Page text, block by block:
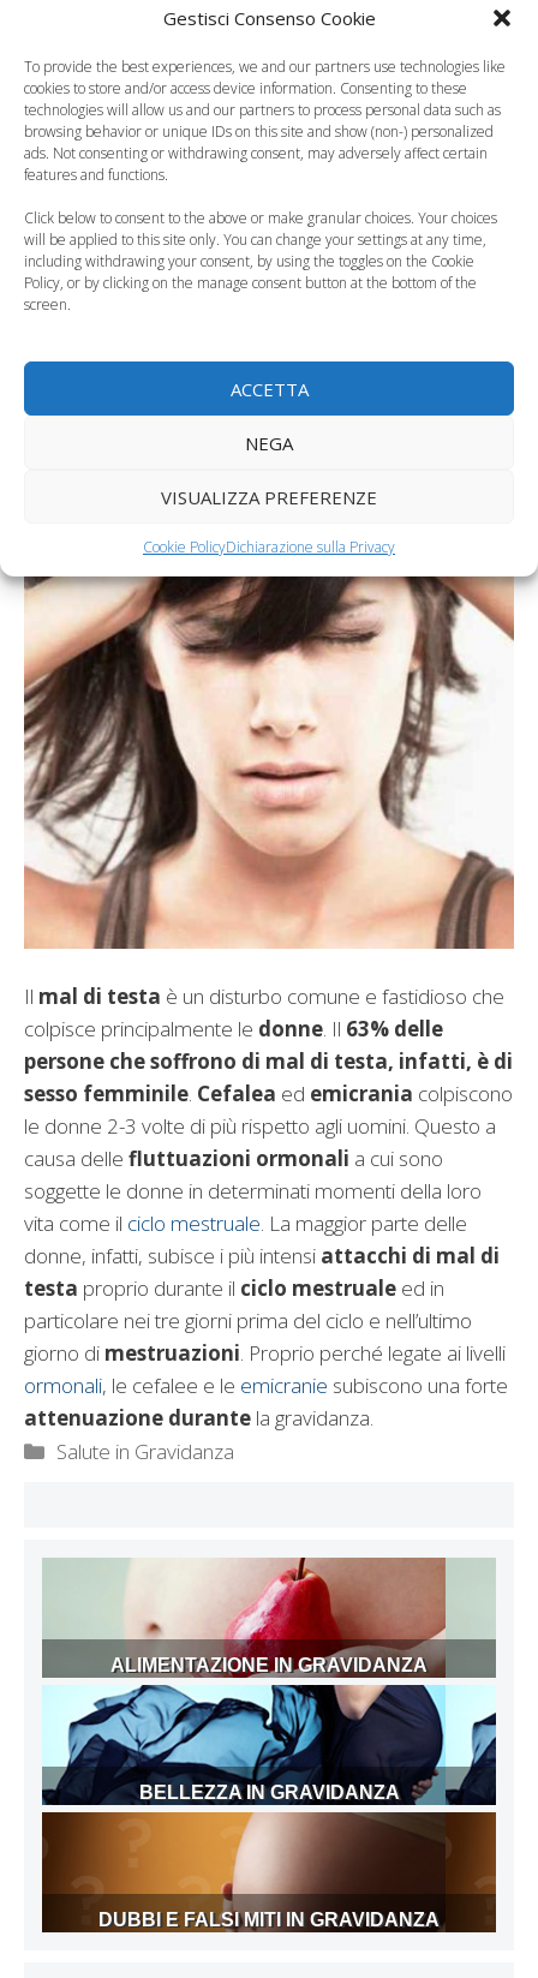
Gestisci Consenso Cookie
To provide the best experiences, we and our partners use technologies like
cookies to store and/or access device information. Consenting to these
technologies will allow us and our partners to process personal data such as
browsing behavior or unique IDs on this site and show (non-) personalized
ads. Not consenting or withdrawing consent, may adversely affect certain
features and functions.
Click below to consent to the above or make granular choices. Your choices
will be applied to this site only. You can change your settings at any time,
including withdrawing your consent, by using the toggles on the Cookie
Policy, or by clicking on the manage consent button at the bottom of the
screen.
ACCETTA
NEGA
VISUALIZZA PREFERENZE
Cookie PolicyDichiarazione sulla Privacy
Il mal di testa in gravidanza
Il mal di testa è un disturbo comune e fastidioso che
colpisce principalmente le donne. Il 63% delle
persone che soffrono di mal di testa, infatti, è di
sesso femminile. Cefalea ed emicrania colpiscono
le donne 2-3 volte di più rispetto agli uomini. Questo a
causa delle fluttuazioni ormonali a cui sono
soggette le donne in determinati momenti della loro
vita come il ciclo mestruale. La maggior parte delle
donne, infatti, subisce i più intensi attacchi di mal di
testa proprio durante il ciclo mestruale ed in
particolare nei tre giorni prima del ciclo e nell’ultimo
giorno di mestruazioni. Proprio perché legate ai livelli
ormonali, le cefalee e le emicranie subiscono una forte
attenuazione durante la gravidanza.
Categorie
Salute in Gravidanza
ALIMENTAZIONE IN GRAVIDANZA
BELLEZZA IN GRAVIDANZA
DUBBI E FALSI MITI IN GRAVIDANZA